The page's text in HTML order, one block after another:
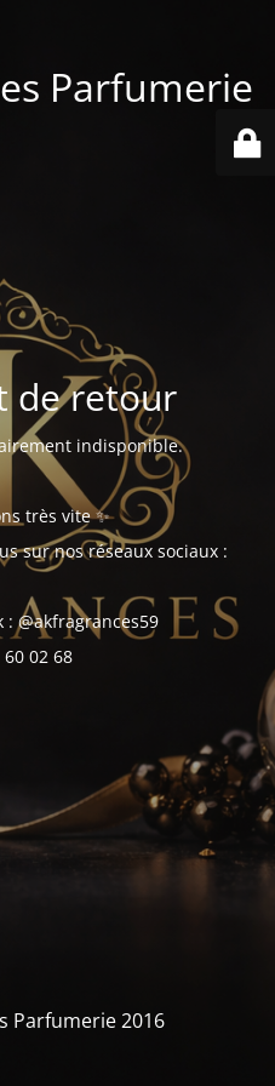
Parfumerie
de retour
indisponible.
très vite ✨
sur nos réseaux sociaux :
: @akfragrances59
60 02 68
Parfumerie 2016